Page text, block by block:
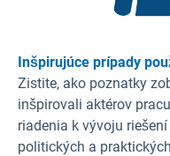
Inšpirujúce prípady
Zistite, ako poznatky
inšpirovali aktérov
riadenia k vývoju
politických a